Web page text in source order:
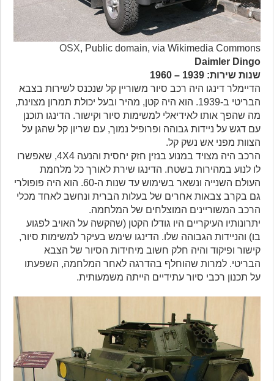
OSX, Public domain, via Wikimedia Commons
Daimler Dingo
שנות שירות: 1939 – 1960
הדיימלר דינגו היה רכב סיור משוריין קל שנכנס לשירות בצבא
הבריטי ב-1939. הוא היה קטן, מהיר ובעל יכולת תמרון מצוינת,
מה שהפך אותו לאידיאלי למשימות סיור וקישור. הדינגו תוכנן
עם דגש על ניידות גבוהה ופרופיל נמוך, עם שריון קל שהגן על
הצוות מפני אש נשק קל.
הרכב היה מצויד במנוע בנזין חזק יחסית והנעה 4X4, שאפשרו
לו לנוע במהירות בשטח. הדינגו שירת לאורך כל מלחמת
העולם השנייה ונשאר בשימוש עד שנות ה-60. הוא היה פופולרי
גם בקרב צבאות אחרים של בעלות הברית ונחשב לאחד מכלי
הרכב המשוריינים המוצלחים של המלחמה.
יתרונותיו העיקריים היו גודלו הקטן (שהקשה על האויב לפגוע
בו) והניידות הגבוהה שלו. הדינגו שימש בעיקר למשימות סיור,
קישור ופיקוד והיה חלק חשוב מיחידות הסיור של הצבא
הבריטי. למרות שהוחלף בהדרגה לאחר המלחמה, השפעתו
על תכנון רכבי סיור עתידיים הייתה משמעותית.